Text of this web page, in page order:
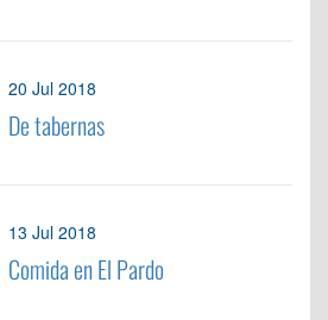
20 Jul 2018
De tabernas
13 Jul 2018
Comida en El Pardo